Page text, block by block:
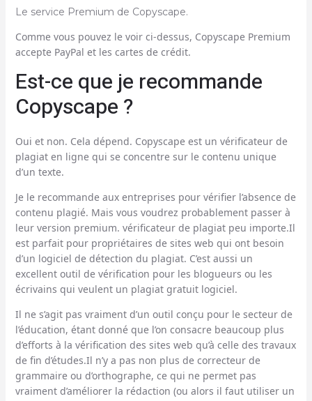
Le service Premium de Copyscape.
Comme vous pouvez le voir ci-dessus, Copyscape Premium
accepte PayPal et les cartes de crédit.
Est-ce que je recommande
Copyscape ?
Oui et non. Cela dépend. Copyscape est un vérificateur de
plagiat en ligne qui se concentre sur le contenu unique
d’un texte.
Je le recommande aux entreprises pour vérifier l’absence de
contenu plagié. Mais vous voudrez probablement passer à
leur version premium. vérificateur de plagiatpeu importe.Il
est parfait pour propriétaires de sites web qui ont besoin
d’un logiciel de détection du plagiat. C’est aussi un
excellent outil de vérification pour les blogueurs ou les
écrivains qui veulent un plagiat gratuit logiciel.
Il ne s’agit pas vraiment d’un outil conçu pour le secteur de
l’éducation, étant donné que l’on consacre beaucoup plus
d’efforts à la vérification des sites web qu’à celle des travaux
de fin d’études.Il n’y a pas non plus de correcteur de
grammaire ou d’orthographe, ce qui ne permet pas
vraiment d’améliorer la rédaction (ou alors il faut utiliser un